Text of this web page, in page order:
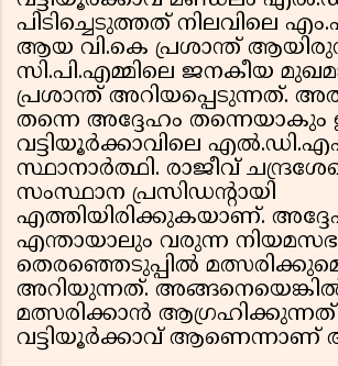
പിടിച്ചെടുത്തത് നിലവിലെ
ആയ വി.കെ പ്രശാന്ത്
സി.പി.എമ്മിലെ ജനകീയ
പ്രശാന്ത് അറിയപ്പെടുന്നത്.
തന്നെ അദ്ദേഹം തന്നെയാകും
വട്ടിയൂർക്കാവിലെ
സ്ഥാനാർത്ഥി. രാജീവ്
സംസ്ഥാന പ്രസിഡൻ്റായി
എത്തിയിരിക്കുകയാണ്.
എന്തായാലും വരുന്ന
തെരഞ്ഞെടുപ്പിൽ
അറിയുന്നത്.
മത്സരിക്കാൻ ആഗ്രഹിക്കുന്നത്
വട്ടിയൂർക്കാവ് ആണെന്നാണ്